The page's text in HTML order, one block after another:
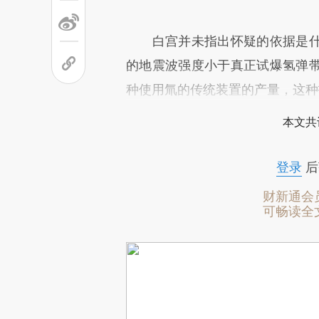
白宫并未指出怀疑的依据是什
的地震波强度小于真正试爆氢弹
种使用氚的传统装置的产量，这
本文共
登录后
财新通会
可畅读全